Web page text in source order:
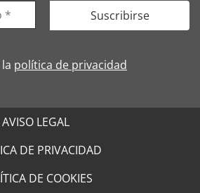
política de privacidad
AVISO LEGAL
DE PRIVACIDAD
DE COOKIES